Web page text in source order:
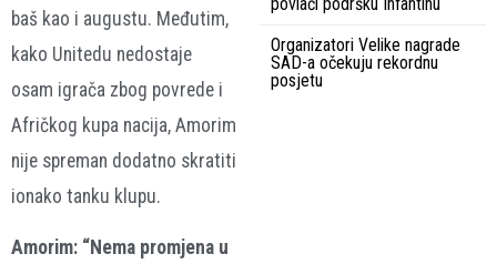
baš kao i augustu. Međutim,
kako Unitedu nedostaje
osam igrača zbog povrede i
Afričkog kupa nacija, Amorim
nije spreman dodatno skratiti
ionako tanku klupu.
Amorim: “Nema promjena u
Organizatori Velike nagrade
SAD-a očekuju rekordnu
posjetu